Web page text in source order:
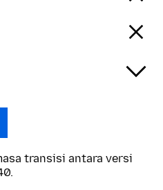
transisi antara versi